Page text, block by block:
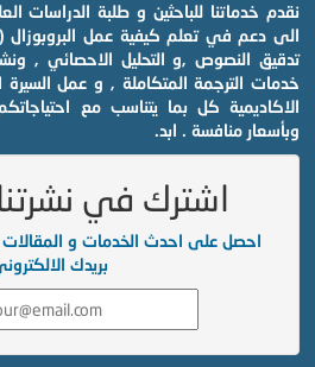
نقدم خدماتنا للباحثين و طلبة الدراسات
الى دعم في تعلم كيفية عمل
تدقيق النصوص ,و التحليل الاحصائي ,
خدمات الترجمة المتكاملة , و عمل السيرة
الاكاديمية كل بما يتناسب مع
وبأسعار منافسة . ابد.
اشترك في نشرتنا
احصل على احدث الخدمات و المقالات
بريدك